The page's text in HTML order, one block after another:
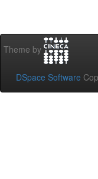
Theme by
DSpace Software